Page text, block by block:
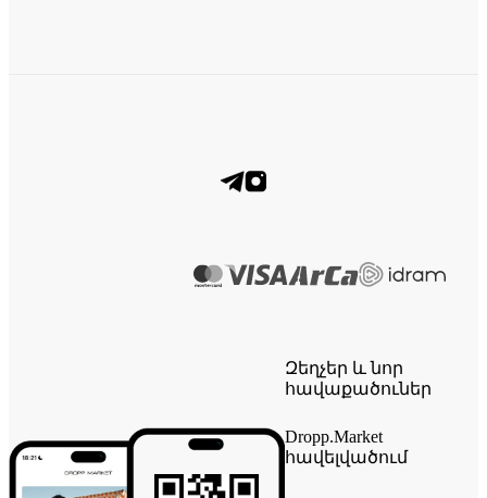
Զեղչեր և նոր
հավաքածուներ
Dropp.Market
հավելվածում